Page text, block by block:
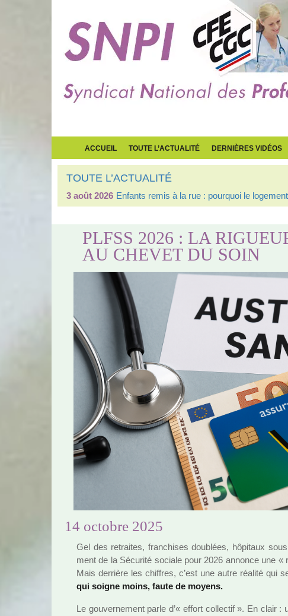
ACCUEIL TOUTE L’ACTUALITÉ DERNIÈRES VIDÉOS
TOUTE L’ACTUALITÉ
3 août 2026 Enfants remis à la rue : pourquoi le
PLFSS 2026 : LA
AU CHEVET DU SOIN
14 octobre 2025
Gel des retrai­tes, fran­chi­ses dou­blées, hôpi­taux
ment de la Sécurité sociale pour 2026 annonce une
Mais der­rière les chif­fres, c’est une autre réa­lité qui
qui soigne moins, faute de moyens.
Le gou­ver­ne­ment parle d’« effort col­lec­tif ». En clair